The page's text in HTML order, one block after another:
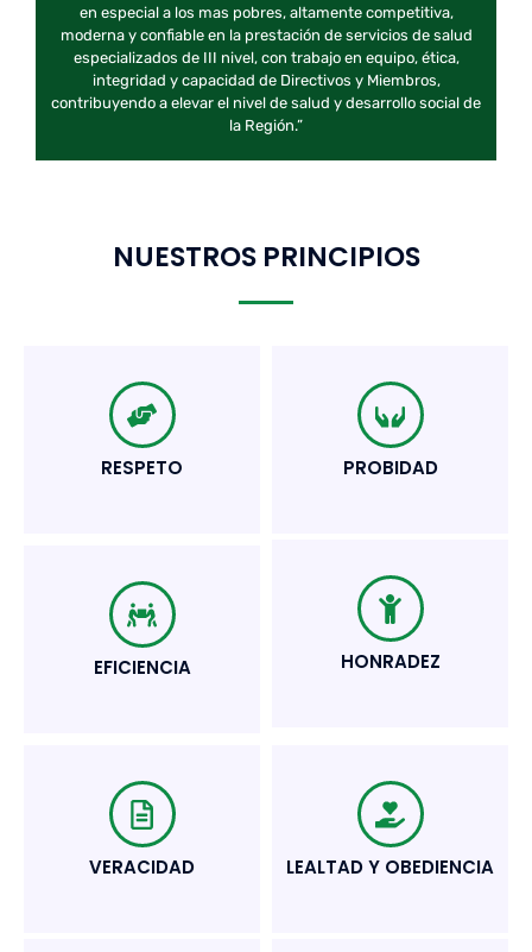
en especial a los mas pobres, altamente competitiva,
moderna y confiable en la prestación de servicios de salud
especializados de III nivel, con trabajo en equipo, ética,
integridad y capacidad de Directivos y Miembros,
contribuyendo a elevar el nivel de salud y desarrollo social de
la Región.”
NUESTROS PRINCIPIOS
RESPETO PROBIDAD
EFICIENCIA HONRADEZ
VERACIDAD LEALTAD Y OBEDIENCIA